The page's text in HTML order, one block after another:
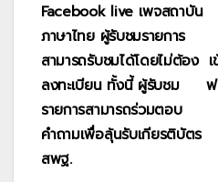
ฟ
Facebook live เพจสถาบัน
ภาษาไทย ผู้รับชมรายการ
สามารถรับชมได้โดยไม่ต้อง
ลงทะเบียน ทั้งนี้ ผู้รับชม
รายการสามารถร่วมตอบ
คำถามเพื่อลุ้นรับเกียรติบัตร
สพฐ.